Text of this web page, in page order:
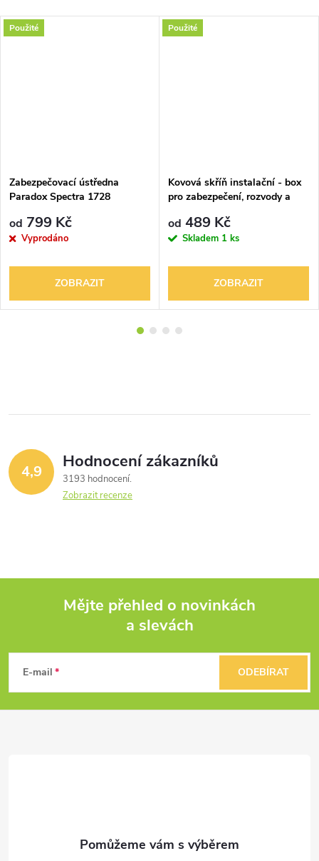
Použité
Zabezpečovací ústředna
Paradox Spectra 1728
od 799 Kč
Vyprodáno
ZOBRAZIT
Použité
Kovová skříň instalační - box
pro zabezpečení, rozvody a
od 489 Kč
Skladem 1 ks
ZOBRAZIT
4,9 Hodnocení zákazníků
3193 hodnocení
Zobrazit recenze
p
Mějte přehled o novinkách
a slevách
E-mail ODEBÍRAT